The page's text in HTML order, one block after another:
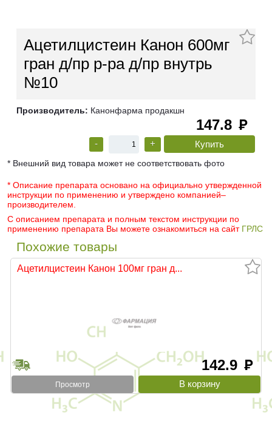
Ацетилцистеин Канон 600мг
гран д/пр р-ра д/пр внутрь
№10
Производитель: Канонфарма продакшн
147.8 руб
- +
* Внешний вид товара может не соответствовать фото
* Описание препарата основано на официально утвержденной
инструкции по применению и утверждено компанией–
производителем.
С описанием препарата и полным текстом инструкции по
применению препарата Вы можете ознакомиться на сайт ГРЛС
Похожие товары
Ацетилцистеин Канон 100мг гран д...
142.9 руб
Просмотр